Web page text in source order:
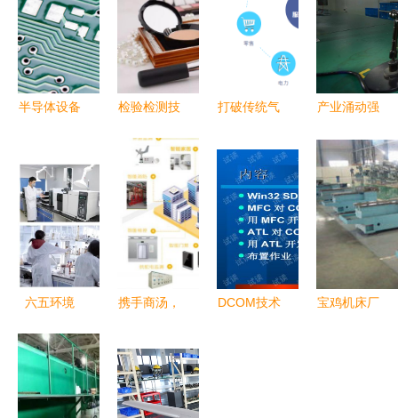
半导体设备
动产业未来
检验检测技
用与发展前
景—以食
药、化妆品
与环境领域
为视角
打破传统气
制，墨迹赤
必开拓商业
气象服务市
场新路径
产业涌动强
门口”就业
点亮好生活
——贵州绥
阳工业高质
量发展带动
城乡就业与
六五环境
实冲锋在前
技术开发
携手商汤，
光嘉宝数字
化智慧社区
升级的技术
DCOM技术
宝鸡机床厂